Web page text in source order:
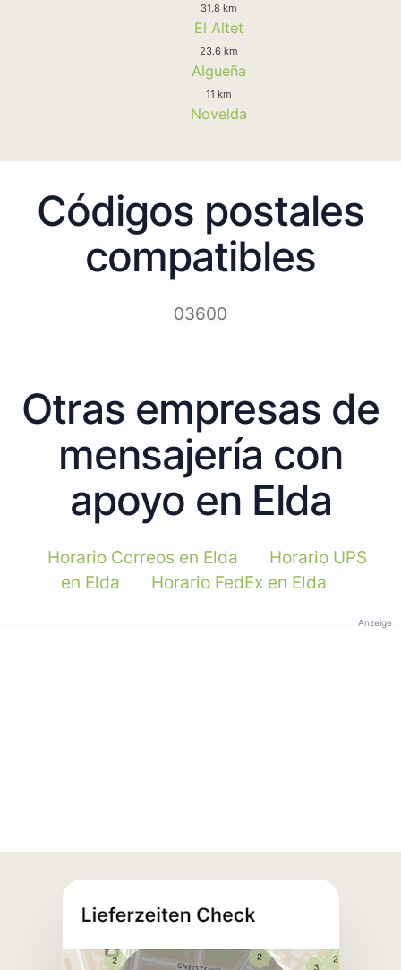
31.8 km
El Altet
23.6 km
Algueña
11 km
Novelda
Códigos postales
compatibles
03600
Otras empresas de
mensajería con
apoyo en Elda
Horario Correos en Elda
Horario UPS
en Elda
Horario FedEx en Elda
Anzeige